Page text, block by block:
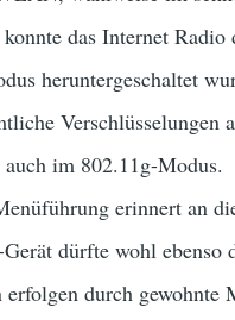
das Internet
heruntergeschaltet
Verschlüsselungen
im 802.11g-Modus.
erinnert an
dürfte wohl ebenso
durch gewohnte